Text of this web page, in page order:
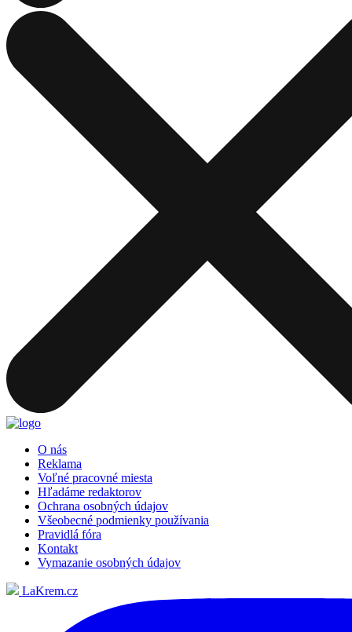
O nás
Reklama
Voľné pracovné miesta
Hľadáme redaktorov
Ochrana osobných údajov
Všeobecné podmienky používania
Pravidlá fóra
Kontakt
Vymazanie osobných údajov
LaKrem.cz